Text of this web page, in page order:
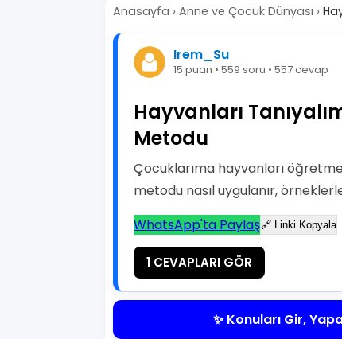
Anasayfa › Anne ve Çocuk Dünyası ›
Irem_Su
15 puan • 559 soru • 557 cevap
Hayvanları
Metodu
Çocuklarıma hayvanları
metodu nasıl uygulanır,
WhatsApp'ta Paylaş🔗 Linki Kopyala
1 CEVAPLARI GÖR
✨ Konuları Gir,